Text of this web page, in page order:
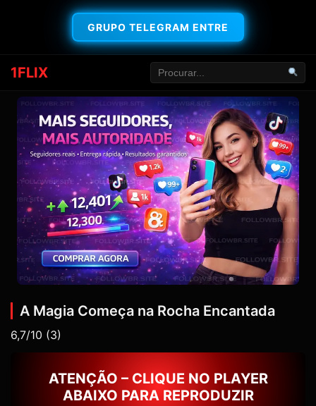
GRUPO TELEGRAM ENTRE
1FLIX
A Magia Começa na Rocha Encantada
6,7/10 (3)
ATENÇÃO – CLIQUE NO PLAYER
ABAIXO PARA REPRODUZIR